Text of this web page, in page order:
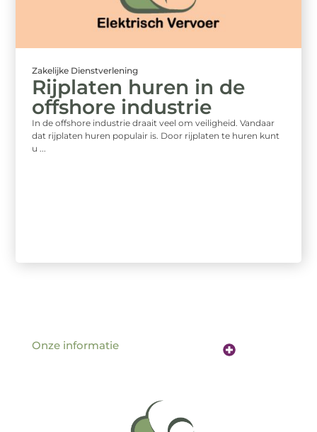
Zakelijke Dienstverlening
Rijplaten huren in de
offshore industrie
In de offshore industrie draait veel om veiligheid. Vandaar
dat rijplaten huren populair is. Door rijplaten te huren kunt
u ...
Onze informatie